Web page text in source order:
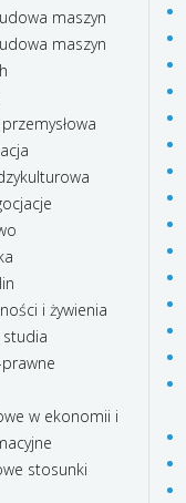
maszyn
maszyn
i żywienia
w ekonomii i
stosunki